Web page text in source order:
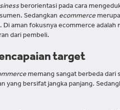
berorientasi pada cara
Sedangkan ecommerce
Di aman fokusnya ecommerce adalah
dari pembeli.
target
memang sangat berbeda dari
yang bersifat jangka panjang.